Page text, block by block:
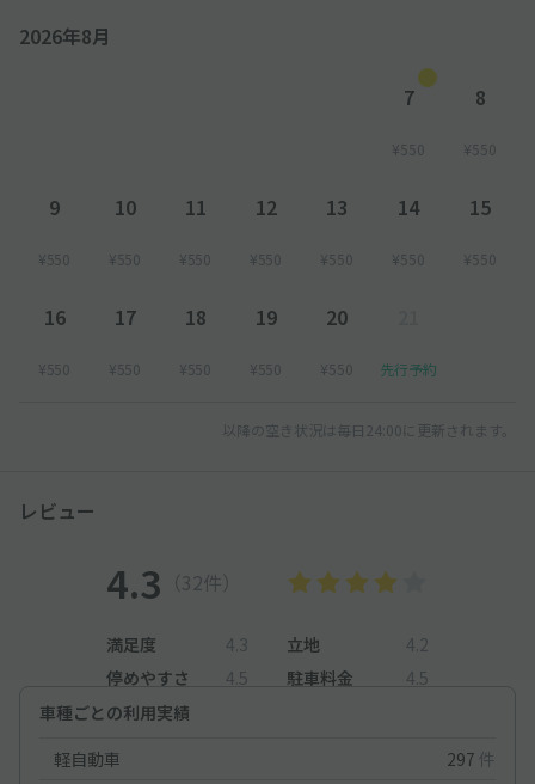
2026年8月
7
¥550
8
¥550
9
¥550
10
¥550
11
¥550
12
¥550
13
¥550
14
¥550
15
¥550
16
¥550
17
¥550
18
¥550
19
¥550
20
¥550 先行予約
以降の空き状況は毎日24:00に更新されます。
レビュー
4.3 （32件）
満足度 4.3 立地
4.2
停めやすさ
4.5 駐車料金
4.5
車種ごとの利用実績
軽自動車
297 件